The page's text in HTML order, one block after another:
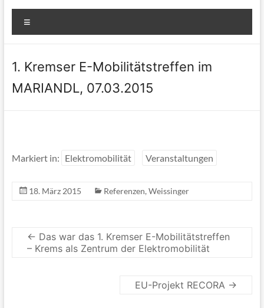
1. Kremser E-Mobilitätstreffen im
MARIANDL, 07.03.2015
Markiert in: Elektromobilität Veranstaltungen
18. März 2015 Referenzen, Weissinger
← Das war das 1. Kremser E-Mobilitätstreffen
– Krems als Zentrum der Elektromobilität
EU-Projekt RECORA →